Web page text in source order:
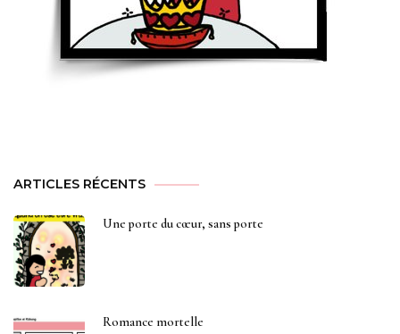
ARTICLES RÉCENTS
Une porte du cœur, sans porte
Romance mortelle